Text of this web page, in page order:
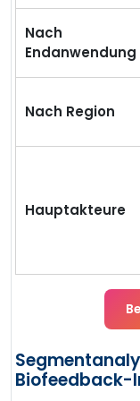
Nach
Endanwendung
Nach Region
Hauptakteure
Biofeedback-